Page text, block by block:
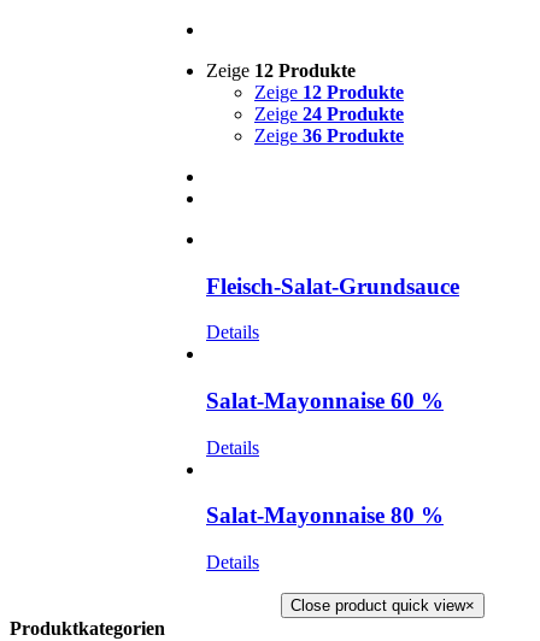
Zeige 12 Produkte
Zeige 12 Produkte
Zeige 24 Produkte
Zeige 36 Produkte
Fleisch-Salat-Grundsauce
Details
Salat-Mayonnaise 60 %
Details
Salat-Mayonnaise 80 %
Details
Produktkategorien
Close product quick view×